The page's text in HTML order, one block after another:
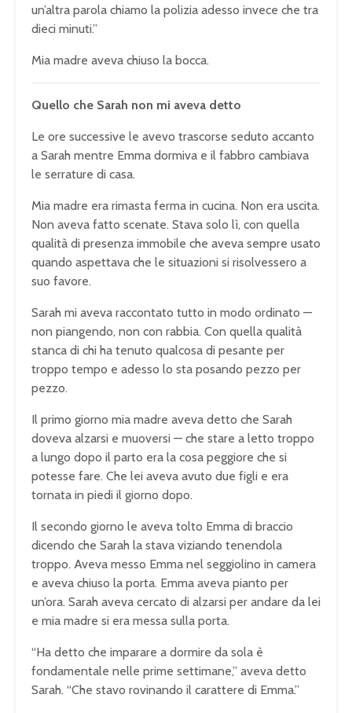
un’altra parola chiamo la polizia adesso invece che tra
dieci minuti.”
Mia madre aveva chiuso la bocca.
Quello che Sarah non mi aveva detto
Le ore successive le avevo trascorse seduto accanto
a Sarah mentre Emma dormiva e il fabbro cambiava
le serrature di casa.
Mia madre era rimasta ferma in cucina. Non era uscita.
Non aveva fatto scenate. Stava solo lì, con quella
qualità di presenza immobile che aveva sempre usato
quando aspettava che le situazioni si risolvessero a
suo favore.
Sarah mi aveva raccontato tutto in modo ordinato —
non piangendo, non con rabbia. Con quella qualità
stanca di chi ha tenuto qualcosa di pesante per
troppo tempo e adesso lo sta posando pezzo per
pezzo.
Il primo giorno mia madre aveva detto che Sarah
doveva alzarsi e muoversi — che stare a letto troppo
a lungo dopo il parto era la cosa peggiore che si
potesse fare. Che lei aveva avuto due figli e era
tornata in piedi il giorno dopo.
Il secondo giorno le aveva tolto Emma di braccio
dicendo che Sarah la stava viziando tenendola
troppo. Aveva messo Emma nel seggiolino in camera
e aveva chiuso la porta. Emma aveva pianto per
un’ora. Sarah aveva cercato di alzarsi per andare da lei
e mia madre si era messa sulla porta.
“Ha detto che imparare a dormire da sola è
fondamentale nelle prime settimane,” aveva detto
Sarah. “Che stavo rovinando il carattere di Emma.”